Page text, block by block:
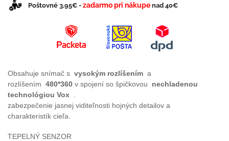
Poštovné 3,95€ - zadarmo pri nákupe nad 40€
Obsahuje snímač s vysokým rozlíšením a
rozlíšením 480*360 v spojení so špičkovou nechladenou
technológiou Vox
zabezpečenie jasnej viditeľnosti hojných detailov a
charakteristík cieľa.
TEPELNÝ SENZOR